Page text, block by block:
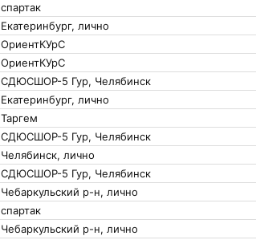
спартак
Екатеринбург, лично
ОриентКУрС
ОриентКУрС
СДЮСШОР-5 Гур, Челябинск
Екатеринбург, лично
Таргем
СДЮСШОР-5 Гур, Челябинск
Челябинск, лично
СДЮСШОР-5 Гур, Челябинск
Чебаркульский р-н, лично
спартак
Чебаркульский р-н, лично